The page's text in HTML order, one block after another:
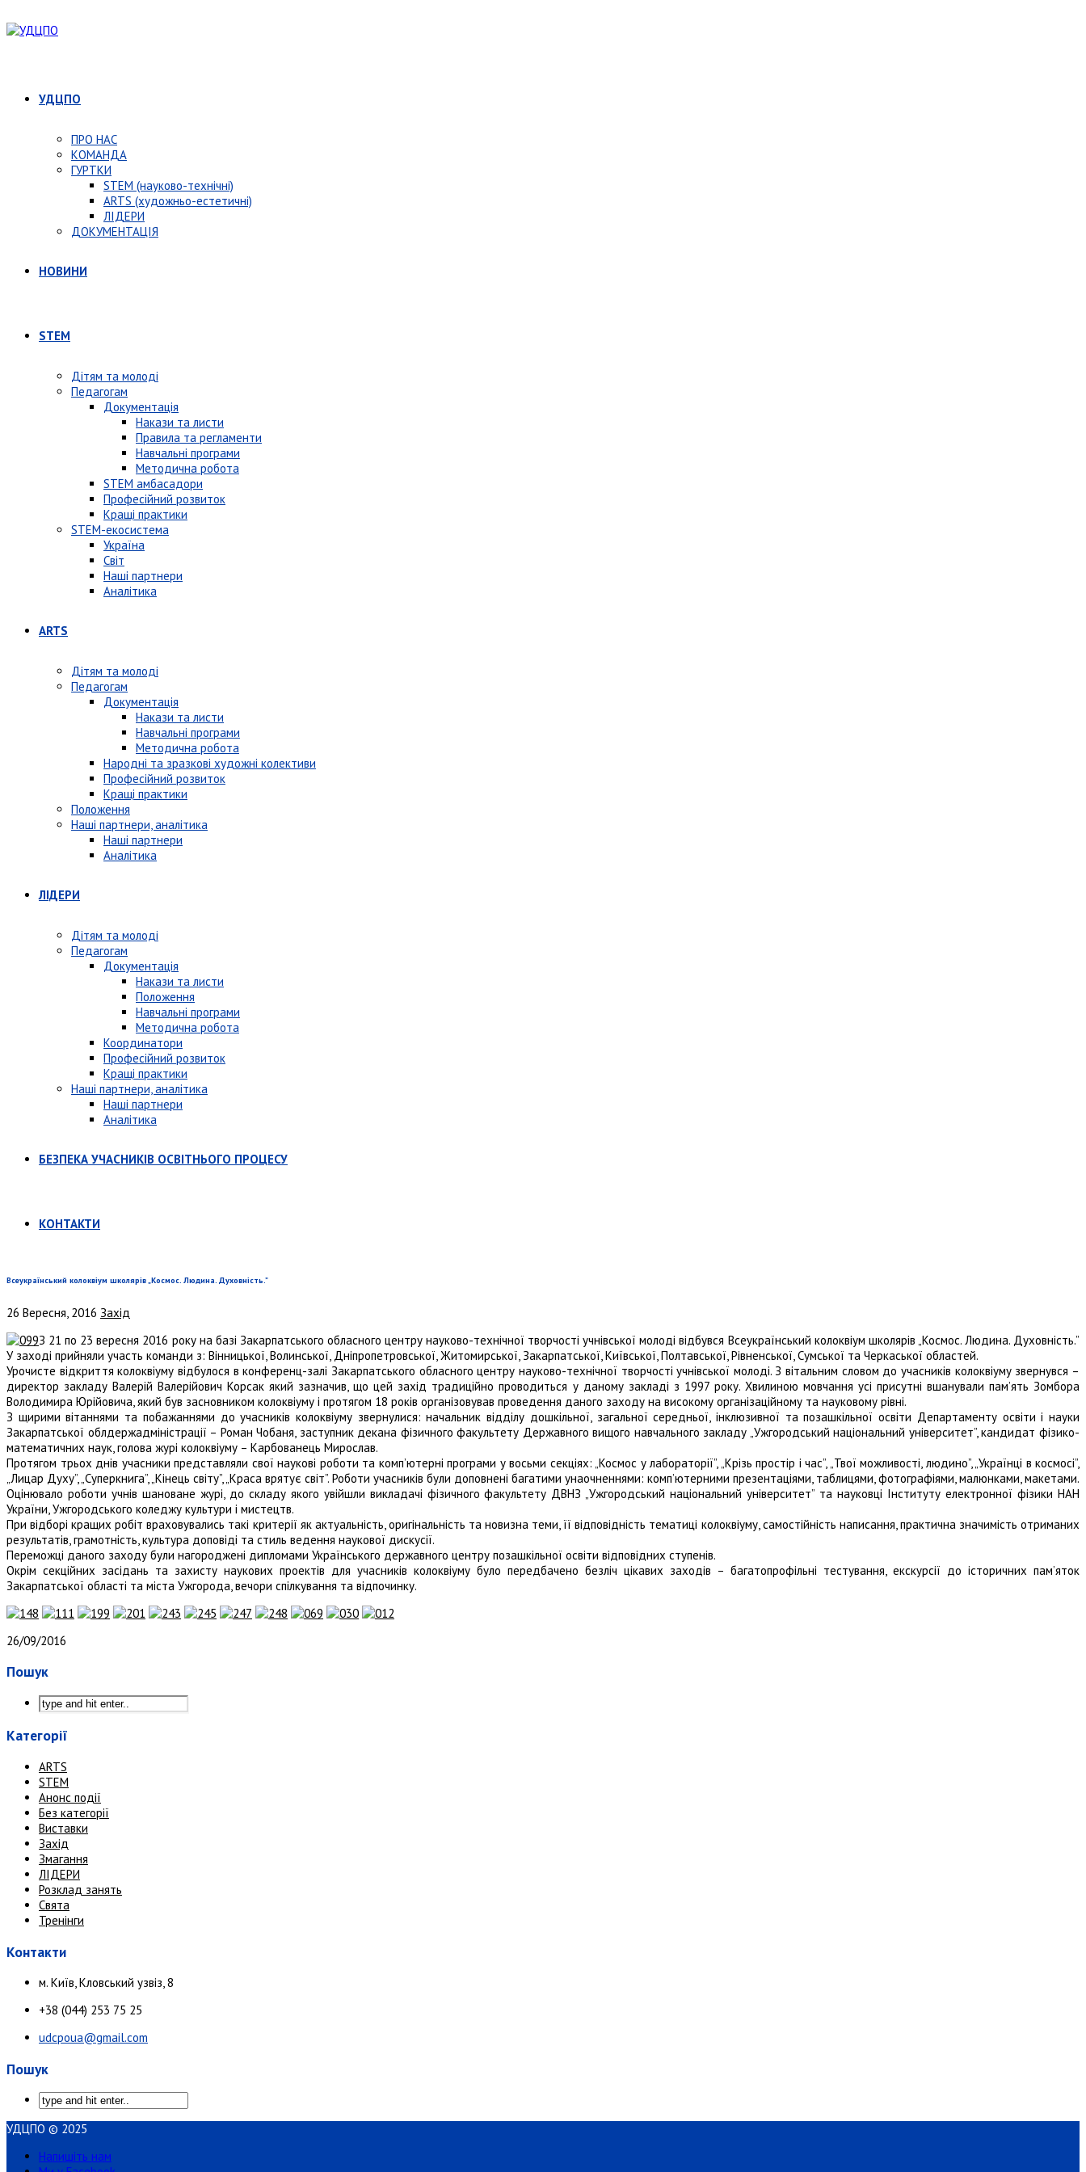
УДЦПО
ПРО НАС
КОМАНДА
ГУРТКИ
STEM (науково-технічні)
ARTS (художньо-естетичні)
ЛІДЕРИ
ДОКУМЕНТАЦІЯ
НОВИНИ
STEM
Дітям та молоді
Педагогам
Документація
Накази та листи
Правила та регламенти
Навчальні програми
Методична робота
STEM амбасадори
Професійний розвиток
Кращі практики
STEM-екосистема
Україна
Світ
Наші партнери
Аналітика
ARTS
Дітям та молоді
Педагогам
Документація
Накази та листи
Навчальні програми
Методична робота
Народні та зразкові художні колективи
Професійний розвиток
Кращі практики
Положення
Наші партнери, аналітика
Наші партнери
Аналітика
ЛІДЕРИ
Дітям та молоді
Педагогам
Документація
Накази та листи
Положення
Навчальні програми
Методична робота
Координатори
Професійний розвиток
Кращі практики
Наші партнери, аналітика
Наші партнери
Аналітика
БЕЗПЕКА УЧАСНИКІВ ОСВІТНЬОГО ПРОЦЕСУ
КОНТАКТИ
Всеукраїнський колоквіум школярів „Космос. Людина. Духовність.”
26 Вересня, 2016 Захід
З 21 по 23 вересня 2016 року на базі Закарпатського обласного центру науково-технічної творчості учнівської молоді відбувся Всеукраїнський колоквіум школярів „Космос. Людина. Духовність.”
У заході прийняли участь команди з: Вінницької, Волинської, Дніпропетровської, Житомирської, Закарпатської, Київської, Полтавської, Рівненської, Сумської та Черкаської областей.
Урочисте відкриття колоквіуму відбулося в конференц-залі Закарпатського обласного центру науково-технічної творчості учнівської молоді. З вітальним словом до учасників колоквіуму звернувся –
директор закладу Валерій Валерійович Корсак який зазначив, що цей захід традиційно проводиться у даному закладі з 1997 року. Хвилиною мовчання усі присутні вшанували пам’ять Зомбора
Володимира Юрійовича, який був засновником колоквіуму і протягом 18 років організовував проведення даного заходу на високому організаційному та науковому рівні.
З щирими вітаннями та побажаннями до учасників колоквіуму звернулися: начальник відділу дошкільної, загальної середньої, інклюзивної та позашкільної освіти Департаменту освіти і науки
Закарпатської облдержадміністрації – Роман Чобаня, заступник декана фізичного факультету Державного вищого навчального закладу „Ужгородський національний університет”, кандидат фізико-
математичних наук, голова журі колоквіуму – Карбованець Мирослав.
Протягом трьох днів учасники представляли свої наукові роботи та комп’ютерні програми у восьми секціях: „Космос у лабораторії”, „Крізь простір і час”, „Твої можливості, людино”, „Українці в космосі”,
„Лицар Духу”, „Суперкнига”, „Кінець світу”, „Краса врятує світ”. Роботи учасників були доповнені багатими унаочненнями: комп’ютерними презентаціями, таблицями, фотографіями, малюнками, макетами.
Оцінювало роботи учнів шановане журі, до складу якого увійшли викладачі фізичного факультету ДВНЗ „Ужгородський національний університет” та науковці Інституту електронної фізики НАН
України, Ужгородського коледжу культури і мистецтв.
При відборі кращих робіт враховувались такі критерії як актуальність, оригінальність та новизна теми, її відповідність тематиці колоквіуму, самостійність написання, практична значимість отриманих
результатів, грамотність, культура доповіді та стиль ведення наукової дискусії.
Переможці даного заходу були нагороджені дипломами Українського державного центру позашкільної освіти відповідних ступенів.
Окрім секційних засідань та захисту наукових проектів для учасників колоквіуму було передбачено безліч цікавих заходів – багатопрофільні тестування, екскурсії до історичних пам’яток
Закарпатської області та міста Ужгорода, вечори спілкування та відпочинку.
26/09/2016
Пошук
Категорії
ARTS
STEM
Анонс події
Без категорії
Виставки
Захід
Змагання
ЛІДЕРИ
Розклад занять
Свята
Тренінги
Контакти
м. Київ, Кловський узвіз, 8
+38 (044) 253 75 25
udcpoua@gmail.com
Пошук
УДЦПО © 2025
Напишіть нам